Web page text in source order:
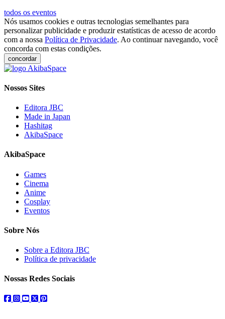
todos os eventos
Nós usamos cookies e outras tecnologias semelhantes para
personalizar publicidade e produzir estatísticas de acesso de acordo
com a nossa Política de Privacidade. Ao continuar navegando, você
concorda com estas condições.
concordar
Nossos Sites
Editora JBC
Made in Japan
Hashitag
AkibaSpace
AkibaSpace
Games
Cinema
Anime
Cosplay
Eventos
Sobre Nós
Sobre a Editora JBC
Política de privacidade
Nossas Redes Sociais
facebook
instagram
youtube
twitterpinterest